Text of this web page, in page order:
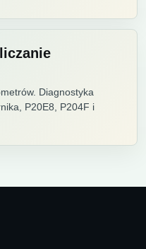
Diagnostyka
P20E8, P204F i